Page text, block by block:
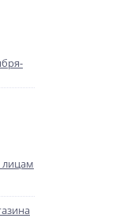
-55%